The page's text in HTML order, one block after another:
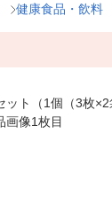
健康食品・飲料